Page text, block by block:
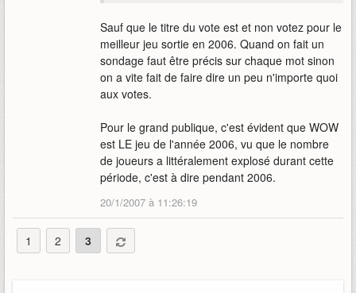
Sauf que le titre du vote est et non votez pour le
meilleur jeu sortie en 2006. Quand on fait un
sondage faut être précis sur chaque mot sinon
on a vite fait de faire dire un peu n'importe quoi
aux votes.
Pour le grand publique, c'est évident que WOW
est LE jeu de l'année 2006, vu que le nombre
de joueurs a littéralement explosé durant cette
période, c'est à dire pendant 2006.
20/1/2007 à 11:26:19
1 2 3